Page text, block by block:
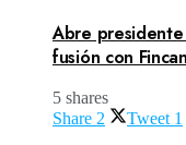
Abre
fusión con
5 shares
Share 2 Tweet 1